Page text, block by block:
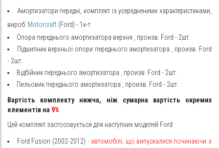
Амортизатори передні, комплект із усередненими характеристиками,
вироб. Motorcraft (Ford) - 1к-т
Опора переднього амортизатора верхня
, произв. Ford - 2шт.
Підшипник верхньої опори переднього амортизатора
, произв. Ford
- 2шт.
Відбійник переднього амортизатора
, произв. Ford - 2шт.
Пильовик переднього амортизатора
, произв. Ford - 2шт.
Вартість комплекту нижча, ніж сумарна вартість окремих
елементів на 9%
Цей комплект застосовується для наступних моделей Ford:
Ford Fusion (2002-2012) - автомобілі, що випускалися починаючи з